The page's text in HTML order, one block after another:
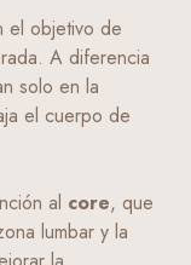
el objetivo de
A diferencia
solo en la
el cuerpo de
al core, que
lumbar y la